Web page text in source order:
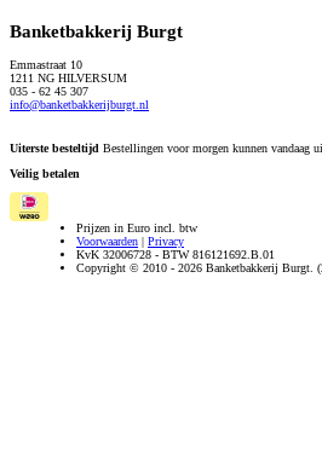
Banketbakkerij Burgt
Emmastraat 10
1211 NG HILVERSUM
035 - 62 45 307
info@banketbakkerijburgt.nl
Uiterste besteltijd Bestellingen voor morgen kunnen vandaag
Veilig betalen
Prijzen in Euro incl. btw
Voorwaarden | Privacy
KvK 32006728 - BTW 816121692.B.01
Copyright © 2010 - 2026 Banketbakkerij Burgt.